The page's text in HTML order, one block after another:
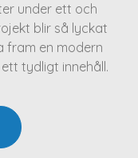
under ett och
blir så lyckat
fram en modern
tydligt innehåll.